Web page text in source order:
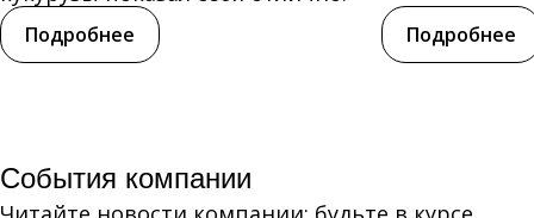
Нареканий по...
Подробнее Подробнее
События компании